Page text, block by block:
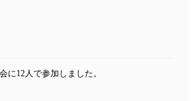
に12人で参加しました。